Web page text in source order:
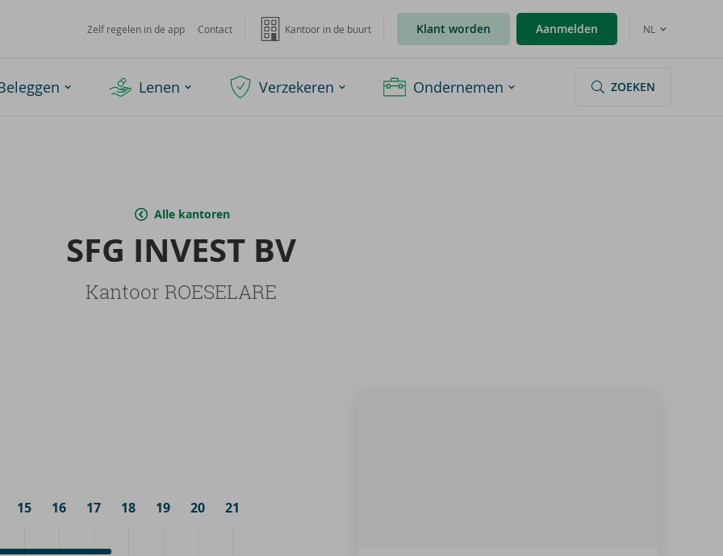
Zelf regelen in de app Contact Kantoor in de buurt Klant worden Aanmelden NL
Lenen Verzekeren Ondernemen ZOEKEN
Alle kantoren
SFG IN­VEST BV
Kantoor ROESELARE
15 16 17 18 19 20 21